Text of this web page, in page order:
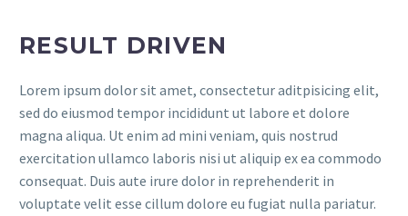
RESULT DRIVEN
Lorem ipsum dolor sit amet, consectetur aditpisicing elit,
sed do eiusmod tempor incididunt ut labore et dolore
magna aliqua. Ut enim ad mini veniam, quis nostrud
exercitation ullamco laboris nisi ut aliquip ex ea commodo
consequat. Duis aute irure dolor in reprehenderit in
voluptate velit esse cillum dolore eu fugiat nulla pariatur.